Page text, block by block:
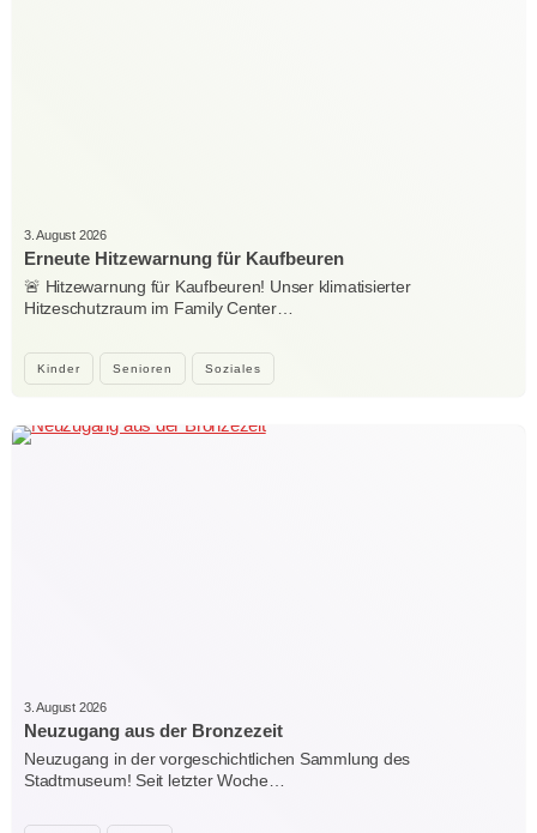
Kinder Senioren Soziales
3. August 2026
Erneute Hitzewarnung für Kaufbeuren
🚨 Hitzewarnung für Kaufbeuren! Unser klimatisierter
Hitzeschutzraum im Family Center…
3. August 2026
Neuzugang aus der Bronzezeit
Neuzugang in der vorgeschichtlichen Sammlung des
Stadtmuseum! Seit letzter Woche…